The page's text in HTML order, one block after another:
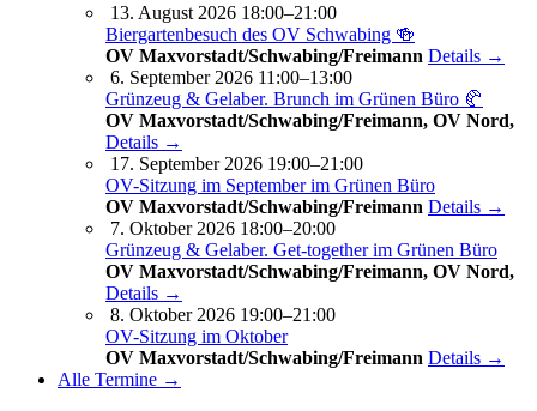
13. August 2026 18:00–21:00
Biergartenbesuch des OV Schwabing 🍻
OV Maxvorstadt/Schwabing/Freimann Details →
6. September 2026 11:00–13:00
Grünzeug & Gelaber. Brunch im Grünen Büro 🥐
OV Maxvorstadt/Schwabing/Freimann, OV Nord,
Details →
17. September 2026 19:00–21:00
OV-Sitzung im September im Grünen Büro
OV Maxvorstadt/Schwabing/Freimann Details →
7. Oktober 2026 18:00–20:00
Grünzeug & Gelaber. Get-to­ge­ther im Grünen Büro
OV Maxvorstadt/Schwabing/Freimann, OV Nord,
Details →
8. Oktober 2026 19:00–21:00
OV-Sitzung im Oktober
OV Maxvorstadt/Schwabing/Freimann Details →
Alle Termine →